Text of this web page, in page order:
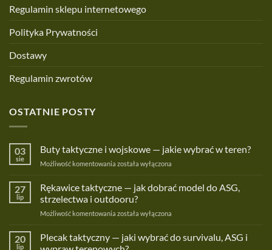
Regulamin sklepu internetowego
Polityka Prywatności
Dostawy
Regulamin zwrotów
OSTATNIE POSTY
03
sie
Buty taktyczne i wojskowe — jakie wybrać w teren?
Możliwość komentowania Buty
wojskowe
—
jakie
teren?
została wyłączona
27
lip
Rękawice taktyczne — jak dobrać model do ASG,
strzelectwa i outdooru?
Możliwość komentowania Rękawice
jak
została wyłączona
20
lip
Plecak taktyczny — jaki wybrać do survivalu, ASG i